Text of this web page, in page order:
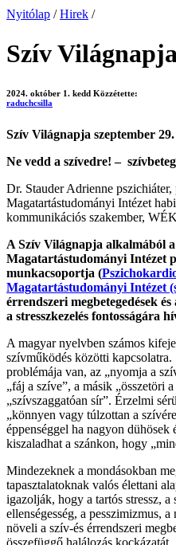
Nyitólap / Hirek /
Szív Világnapja
2024. október 1. kedd Közzétette:
raduchcsilla
Szív Világnapja szeptember 29.
Ne vedd a szívedre! –
Dr. Stauder Adrienne pszichiáter,
Magatartástudományi Intézet
kommunikációs szakember,
A Szív Világnapja alkalmából
Magatartástudományi Intézet
munkacsoportja (
Magatartástudományi Intézet
érrendszeri megbetegedések
a stresszkezelés fontosságára
A magyar nyelvben számos
szívműködés közötti
problémája van, az „nyomja a
„fáj a szíve”, a másik „összetöri
„szívszaggatóan sír”. Érzelmi
„könnyen vagy túlzottan a
éppenséggel ha nagyon dühösek
kiszaladhat a szánkon, hogy
Mindezeknek a mondásokban
tapasztalatoknak valós élettani
igazolják, hogy a tartós stressz, a
ellenségesség, a pesszimizmus,
növeli a szív-és érrendszeri
összefüggő halálozás kockázatát.